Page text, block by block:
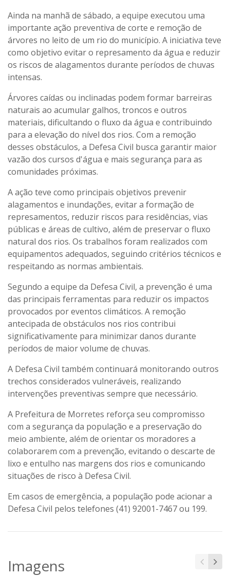
Ainda na manhã de sábado, a equipe executou uma
importante ação preventiva de corte e remoção de
árvores no leito de um rio do município. A iniciativa teve
como objetivo evitar o represamento da água e reduzir
os riscos de alagamentos durante períodos de chuvas
intensas.
Árvores caídas ou inclinadas podem formar barreiras
naturais ao acumular galhos, troncos e outros
materiais, dificultando o fluxo da água e contribuindo
para a elevação do nível dos rios. Com a remoção
desses obstáculos, a Defesa Civil busca garantir maior
vazão dos cursos d'água e mais segurança para as
comunidades próximas.
A ação teve como principais objetivos prevenir
alagamentos e inundações, evitar a formação de
represamentos, reduzir riscos para residências, vias
públicas e áreas de cultivo, além de preservar o fluxo
natural dos rios. Os trabalhos foram realizados com
equipamentos adequados, seguindo critérios técnicos e
respeitando as normas ambientais.
Segundo a equipe da Defesa Civil, a prevenção é uma
das principais ferramentas para reduzir os impactos
provocados por eventos climáticos. A remoção
antecipada de obstáculos nos rios contribui
significativamente para minimizar danos durante
períodos de maior volume de chuvas.
A Defesa Civil também continuará monitorando outros
trechos considerados vulneráveis, realizando
intervenções preventivas sempre que necessário.
A Prefeitura de Morretes reforça seu compromisso
com a segurança da população e a preservação do
meio ambiente, além de orientar os moradores a
colaborarem com a prevenção, evitando o descarte de
lixo e entulho nas margens dos rios e comunicando
situações de risco à Defesa Civil.
Em casos de emergência, a população pode acionar a
Defesa Civil pelos telefones (41) 92001-7467ou 199.
Imagens